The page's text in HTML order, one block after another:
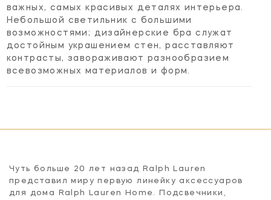
важных, самых красивых деталях интерьера.
Небольшой светильник с большими
возможностями; дизайнерские бра служат
достойным украшением стен, расставляют
контрасты, завораживают разнообразием
всевозможных материалов и форм.
Чуть больше 20 лет назад Ralph Lauren
представил миру первую линейку аксессуаров
для дома Ralph Lauren Home. Подсвечники,